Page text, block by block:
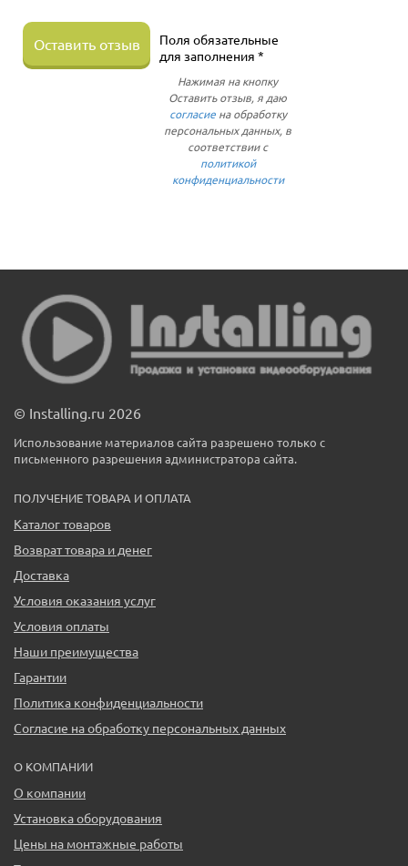
Оставить отзыв
Поля обязательные
для заполнения *
Нажимая на кнопку
Оставить отзыв, я даю
согласиена обработку
персональных данных, в
соответствии с
политикой
конфиденциальности
© Installing.ru 2026
Использование материалов сайта разрешено только с
письменного разрешения администратора сайта.
ПОЛУЧЕНИЕ ТОВАРА И ОПЛАТА
Каталог товаров
Возврат товара и денег
Доставка
Условия оказания услуг
Условия оплаты
Наши преимущества
Гарантии
Политика конфиденциальности
Согласие на обработку персональных данных
О КОМПАНИИ
О компании
Установка оборудования
Цены на монтажные работы